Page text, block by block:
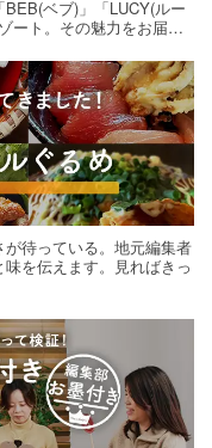
ベブ)」「LUCY(ルー
ート。その魅力をお届け
待っている。地元編集者
を伝えます。見ればきっ